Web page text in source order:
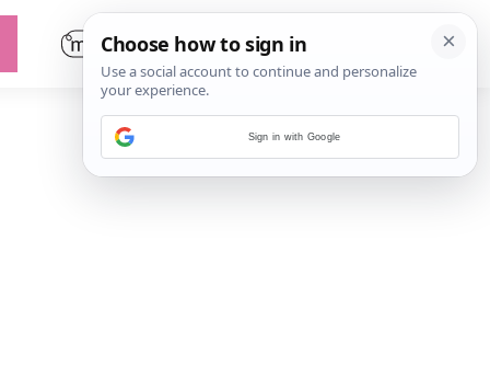
Sign in with Google